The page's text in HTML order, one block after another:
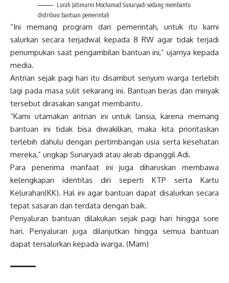
Lurah Jatimurni Mochamad Sunaryadi sedang membantu
distribusi bantuan pemerintah
“Ini memang program dari pemerintah, untuk itu kami
salurkan secara terjadwal kepada 8 RW agar tidak terjadi
penumpukan saat pengambilan bantuan ini,” ujarnya kepada
media.
Antrian sejak pagi hari itu disambut senyum warga terlebih
lagi pada masa sulit sekarang ini. Bantuan beras dan minyak
tersebut dirasakan sangat membantu.
“Kami utamakan antrian ini untuk lansia, karena memang
bantuan ini tidak bisa diwakilkan, maka kita prioritaskan
terlebih dahulu dengan pertimbangan usia serta kesehatan
mereka,” ungkap Sunaryadi atau akrab dipanggil Adi.
Para penerima manfaat ini juga diharuskan membawa
kelengkapan identitas diri seperti KTP serta Kartu
Kelurahan(KK). Hal ini agar bantuan dapat disalurkan secara
tepat sasaran dan terdata dengan baik.
Penyaluran bantuan dilakukan sejak pagi hari hingga sore
hari. Penyaluran juga dilanjutkan hingga semua bantuan
dapat tersalurkan kepada warga. (Mam)